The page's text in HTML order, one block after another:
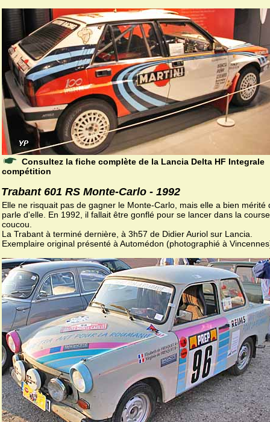
Consultez la fiche complète de la Lancia Delta HF Integrale
compétition
Trabant 601 RS Monte-Carlo - 1992
Elle ne risquait pas de gagner le Monte-Carlo, mais elle a bien mérité
parle d'elle. En 1992, il fallait être gonflé pour se lancer dans la
coucou.
La Trabant à terminé dernière, à 3h57 de Didier Auriol sur Lancia.
Exemplaire original présenté à Automédon (photographié à